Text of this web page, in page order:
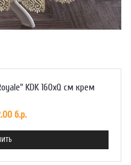
KDK 160xQ см крем
б.р.